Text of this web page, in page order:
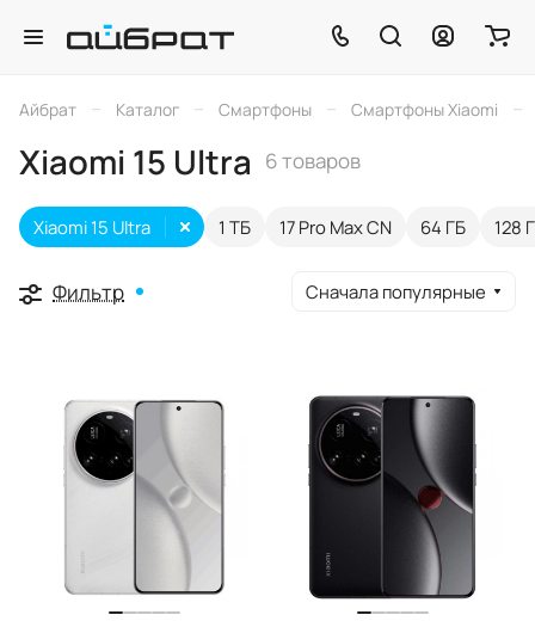
Айбрат – Каталог – Смартфоны – Смартфоны Xiaomi –
Xiaomi 15 Ultra 6 товаров
1 ТБ 17 Pro Max CN 64 ГБ 128
Xiaomi 15 Ultra
Фильтр Сначала популярные